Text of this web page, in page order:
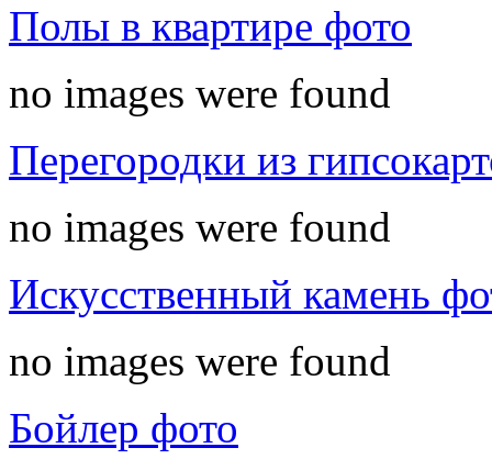
Полы в квартире фото
no images were found
Перегородки из
no images were found
Искусственный камень
no images were found
Бойлер фото